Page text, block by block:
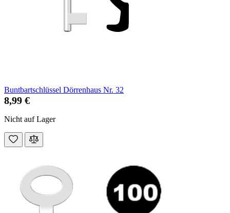
Buntbartschlüssel Dörrenhaus Nr. 32
8,99 €
Nicht auf Lager